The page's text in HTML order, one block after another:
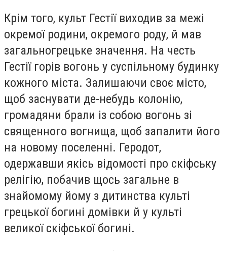
Крім того, культ Гестії виходив за межі
окремої родини, окремого роду, й мав
загальногрецьке значення. На честь
Гестії горів вогонь у суспільному будинку
кожного міста. Залишаючи своє місто,
щоб заснувати де-небудь колонію,
громадяни брали із собою вогонь зі
священного вогнища, щоб запалити його
на новому поселенні. Геродот,
одержавши якісь відомості про скіфську
релігію, побачив щось загальне в
знайомому йому з дитинства культі
грецької богині домівки й у культі
великої скіфської богині.